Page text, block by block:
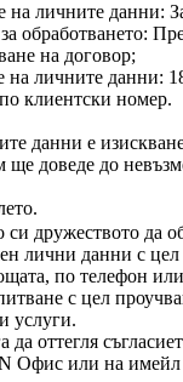
на личните данни:
обработването:
на договор;
на личните данни:
клиентски номер.
данни е
ще доведе до
си дружеството да
лични данни с цел
по телефон
с цел
услуги.
да оттегля
Офис или на имейл